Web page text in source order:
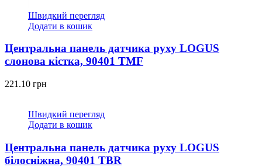
Швидкий перегляд
Додати в кошик
Центральна панель датчика руху LOGUS
слонова кістка, 90401 TMF
221.10 грн
Швидкий перегляд
Додати в кошик
Центральна панель датчика руху LOGUS
білосніжна, 90401 TBR